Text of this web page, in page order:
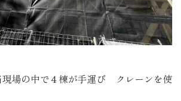
現場の中で４棟が手運び クレーンを使